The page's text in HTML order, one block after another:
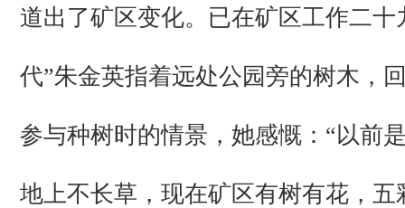
道出了矿区变化。已在矿区工作二十
代”朱金英指着远处公园旁的树木，
参与种树时的情景，她感慨：“以前
地上不长草，现在矿区有树有花，五